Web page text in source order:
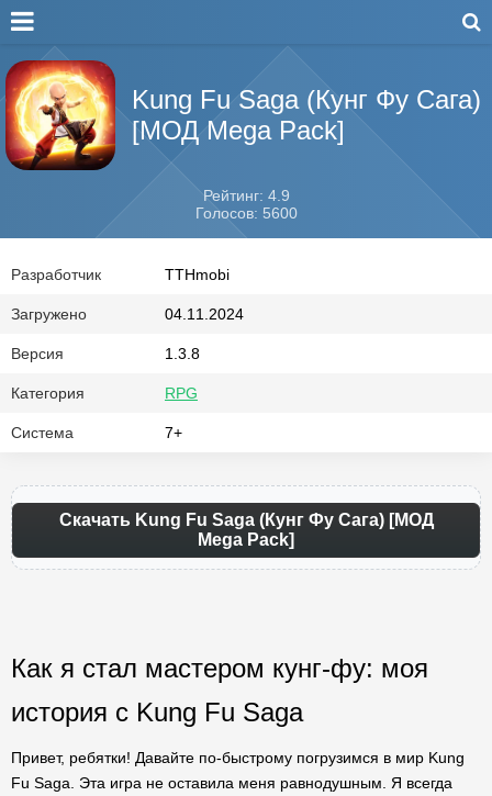
Kung Fu Saga (Кунг Фу Сага)
[МОД Mega Pack]
Рейтинг: 4.9
Голосов: 5600
Разработчик TTHmobi
Загружено 04.11.2024
Версия 1.3.8
Категория RPG
Система 7+
Скачать Kung Fu Saga (Кунг Фу Сага) [МОД
Mega Pack]
Как я стал мастером кунг-фу: моя
история с Kung Fu Saga
Привет, ребятки! Давайте по-быстрому погрузимся в мир Kung
Fu Saga. Эта игра не оставила меня равнодушным. Я всегда